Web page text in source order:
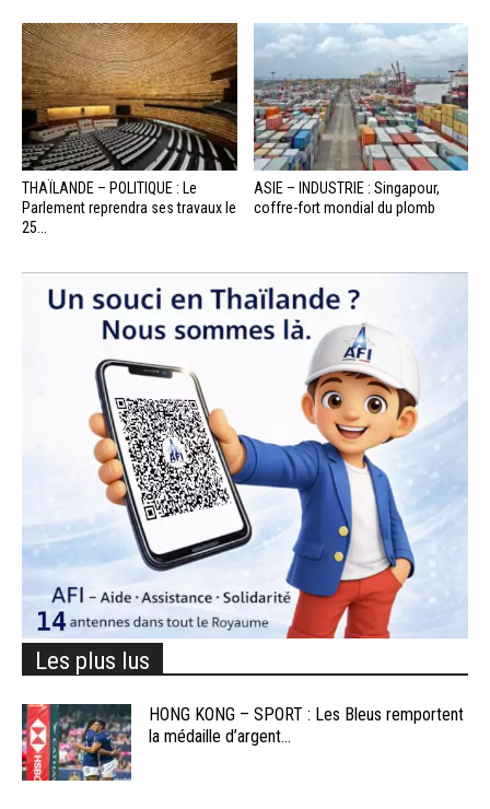
THAÏLANDE – POLITIQUE : Le
Parlement reprendra ses travaux le
25...
ASIE – INDUSTRIE : Singapour,
coffre-fort mondial du plomb
Les plus lus
HONG KONG – SPORT : Les Bleus remportent
la médaille d’argent...